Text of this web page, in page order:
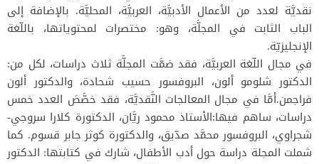
نقديَّة لعدد من الأعمال الأدبيَّة، العربيَّة، المحليَّة. بالإضافة إلى
الباب الثابت في المجلَّة، وهو: مختصرات لمحتوياتها، باللّغة
الإنجليزيّة.
في مجال اللّغة العربيَّة، فقد ضمَّت المجلَّة ثلاث دراسات، لكل من:
الدكتور شلومو ألون، البروفسور حسيب شحادة، والدكتور ألون
فراجمن.أمَّا في مجال المعالجات النَّقديَّة، فقد خصَّصَ العدد خمس
دراسات، ساهم فيها:الأستاذ محمود ريَّان، الدكتورة كلارا سروجي-
شجراوي، البروفسور محمَّد صدّيق، والدكتورة كوثر جابر قسوم. كما
شملت المجلة دراسة حول أدب الأطفال، شارك في كتابتها: الدكتور